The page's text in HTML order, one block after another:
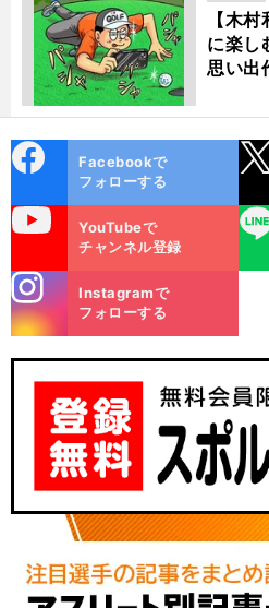
【木
に楽し
思い出
ok
Facebookで
フォローする
YouTubeで
チャンネル登録
LINE
m
Instagramで
フォローする